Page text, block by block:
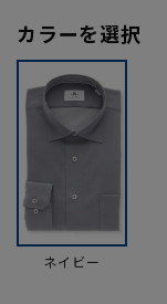
カラーを選択
ネイビー